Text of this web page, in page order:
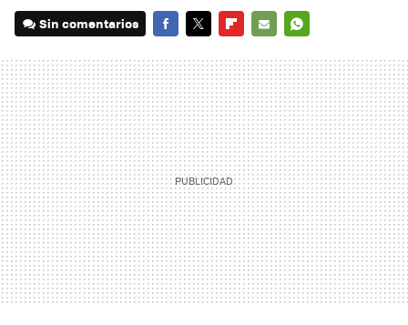
Sin comentarios
MAIL